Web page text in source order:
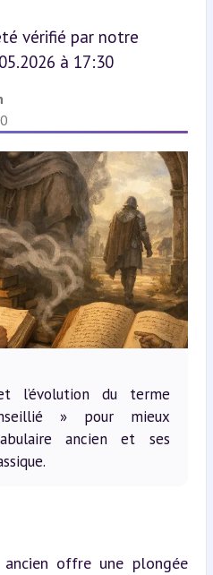
vérifié par notre
à 17:30
l’évolution du terme
» pour mieux
ancien et ses
ancien offre une plongée